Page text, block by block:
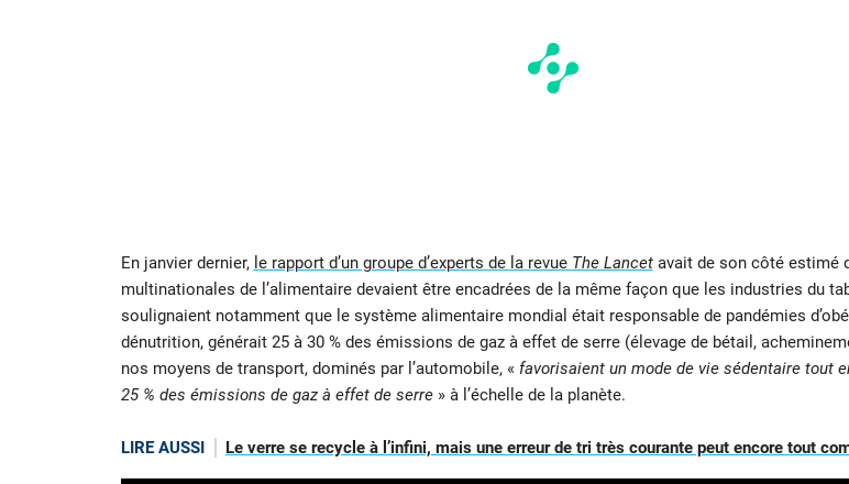
En janvier dernier, le rapport d’un groupe d’experts de la revue The Lancetavait de son côté estimé
multinationales de l’alimentaire devaient être encadrées de la même façon que les industries du
soulignaient notamment que le système alimentaire mondial était responsable de pandémies
dénutrition, générait 25 à 30 % des émissions de gaz à effet de serre (élevage de bétail,
nos moyens de transport, dominés par l’automobile, « favorisaient un mode de vie sédentaire tout
25 % des émissions de gaz à effet de serre» à l’échelle de la planète.
LIRE AUSSI Le verre se recycle à l’infini, mais une erreur de tri très courante peut encore tout